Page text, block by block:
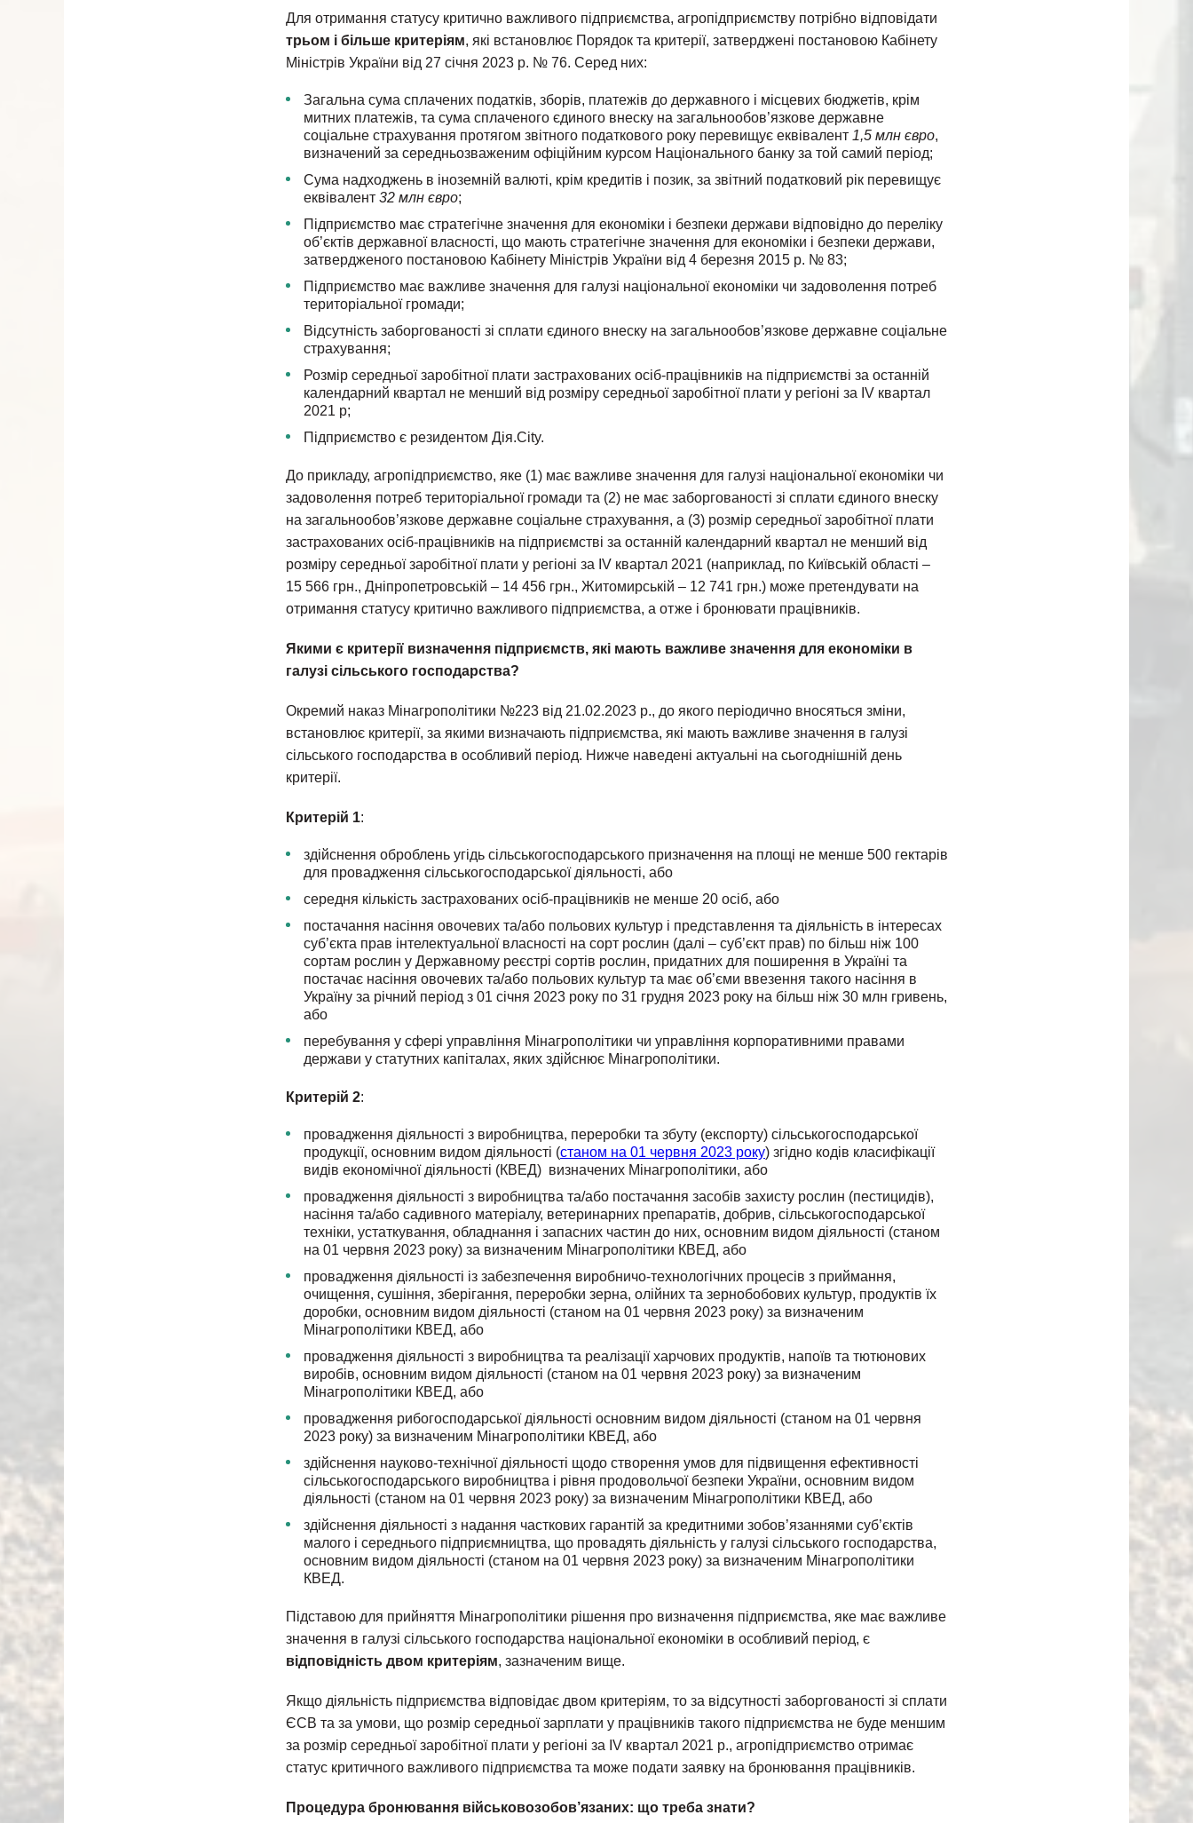
Для отримання статусу критично важливого підприємства, агропідприємству потрібно відповідати
трьом і більше критеріям, які встановлює Порядок та критерії, затверджені постановою Кабінету
Міністрів України від 27 січня 2023 р. № 76. Серед них:
Загальна сума сплачених податків, зборів, платежів до державного і місцевих бюджетів, крім
митних платежів, та сума сплаченого єдиного внеску на загальнообов’язкове державне
соціальне страхування протягом звітного податкового року перевищує еквівалент 1,5 млн євро,
визначений за середньозваженим офіційним курсом Національного банку за той самий період;
Сума надходжень в іноземній валюті, крім кредитів і позик, за звітний податковий рік перевищує
еквівалент 32 млн євро;
Підприємство має стратегічне значення для економіки і безпеки держави відповідно до переліку
об’єктів державної власності, що мають стратегічне значення для економіки і безпеки держави,
затвердженого постановою Кабінету Міністрів України від 4 березня 2015 р. № 83;
Підприємство має важливе значення для галузі національної економіки чи задоволення потреб
територіальної громади;
Відсутність заборгованості зі сплати єдиного внеску на загальнообов’язкове державне соціальне
страхування;
Розмір середньої заробітної плати застрахованих осіб-працівників на підприємстві за останній
календарний квартал не менший від розміру середньої заробітної плати у регіоні за IV квартал
2021 р;
Підприємство є резидентом Дія.City.
До прикладу, агропідприємство, яке (1) має важливе значення для галузі національної економіки чи
задоволення потреб територіальної громади та (2) не має заборгованості зі сплати єдиного внеску
на загальнообов’язкове державне соціальне страхування, а (3) розмір середньої заробітної плати
застрахованих осіб-працівників на підприємстві за останній календарний квартал не менший від
розміру середньої заробітної плати у регіоні за IV квартал 2021 (наприклад, по Київській області –
15 566 грн., Дніпропетровській – 14 456 грн., Житомирській – 12 741 грн.) може претендувати на
отримання статусу критично важливого підприємства, а отже і бронювати працівників.
Якими є критерії визначення підприємств, які мають важливе значення для економіки в
галузі сільського господарства?
Окремий наказ Мінагрополітики №223 від 21.02.2023 р., до якого періодично вносяться зміни,
встановлює критерії, за якими визначають підприємства, які мають важливе значення в галузі
сільського господарства в особливий період. Нижче наведені актуальні на сьогоднішній день
критерії.
Критерій 1:
здійснення оброблень угідь сільськогосподарського призначення на площі не менше 500 гектарів
для провадження сільськогосподарської діяльності, або
середня кількість застрахованих осіб-працівників не менше 20 осіб, або
постачання насіння овочевих та/або польових культур і представлення та діяльність в інтересах
суб’єкта прав інтелектуальної власності на сорт рослин (далі – суб’єкт прав) по більш ніж 100
сортам рослин у Державному реєстрі сортів рослин, придатних для поширення в Україні та
постачає насіння овочевих та/або польових культур та має об’єми ввезення такого насіння в
Україну за річний період з 01 січня 2023 року по 31 грудня 2023 року на більш ніж 30 млн гривень,
або
перебування у сфері управління Мінагрополітики чи управління корпоративними правами
держави у статутних капіталах, яких здійснює Мінагрополітики.
Критерій 2:
провадження діяльності з виробництва, переробки та збуту (експорту) сільськогосподарської
продукції, основним видом діяльності (станом на 01 червня 2023 року) згідно кодів класифікації
видів економічної діяльності (КВЕД) визначених Мінагрополітики, або
провадження діяльності з виробництва та/або постачання засобів захисту рослин (пестицидів),
насіння та/або садивного матеріалу, ветеринарних препаратів, добрив, сільськогосподарської
техніки, устаткування, обладнання і запасних частин до них, основним видом діяльності (станом
на 01 червня 2023 року) за визначеним Мінагрополітики КВЕД, або
провадження діяльності із забезпечення виробничо-технологічних процесів з приймання,
очищення, сушіння, зберігання, переробки зерна, олійних та зернобобових культур, продуктів їх
доробки, основним видом діяльності (станом на 01 червня 2023 року) за визначеним
Мінагрополітики КВЕД, або
провадження діяльності з виробництва та реалізації харчових продуктів, напоїв та тютюнових
виробів, основним видом діяльності (станом на 01 червня 2023 року) за визначеним
Мінагрополітики КВЕД, або
провадження рибогосподарської діяльності основним видом діяльності (станом на 01 червня
2023 року) за визначеним Мінагрополітики КВЕД, або
здійснення науково-технічної діяльності щодо створення умов для підвищення ефективності
сільськогосподарського виробництва і рівня продовольчої безпеки України, основним видом
діяльності (станом на 01 червня 2023 року) за визначеним Мінагрополітики КВЕД, або
здійснення діяльності з надання часткових гарантій за кредитними зобов’язаннями суб’єктів
малого і середнього підприємництва, що провадять діяльність у галузі сільського господарства,
основним видом діяльності (станом на 01 червня 2023 року) за визначеним Мінагрополітики
КВЕД.
Підставою для прийняття Мінагрополітики рішення про визначення підприємства, яке має важливе
значення в галузі сільського господарства національної економіки в особливий період, є
відповідність двом критеріям, зазначеним вище.
Якщо діяльність підприємства відповідає двом критеріям, то за відсутності заборгованості зі сплати
ЄСВ та за умови, що розмір середньої зарплати у працівників такого підприємства не буде меншим
за розмір середньої заробітної плати у регіоні за IV квартал 2021 р., агропідприємство отримає
статус критичного важливого підприємства та може подати заявку на бронювання працівників.
Процедура бронювання військовозобов’язаних: що треба знати?